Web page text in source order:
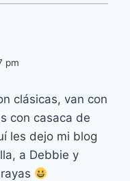
pm
clásicas, van con
con casaca de
les dejo mi blog
a Debbie y